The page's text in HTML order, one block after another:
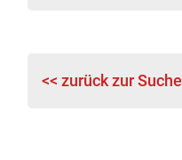
<< zurück zur Suche